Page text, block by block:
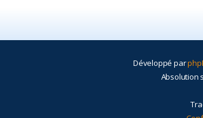
Développé par
Absolution